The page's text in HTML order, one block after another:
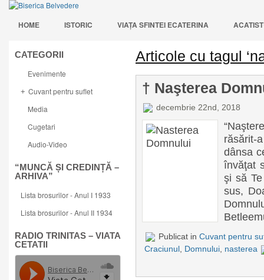
HOME ISTORIC VIAŢA SFINTEI ECATERINA
CATEGORII
Evenimente
+ Cuvant pentru suflet
Media
Cugetari
Audio-Video
“MUNCĂ ȘI CREDINȚĂ –
ARHIVA”
Lista brosurilor - Anul I 1933
Lista brosurilor - Anul II 1934
RADIO TRINITAS – VIATA
CETATII
Articole cu tagul
† Naşterea
decembrie 22nd, 2018
răsărit-
dânsa
învăţat
şi să
sus,
Publicat in Cuvant pentru
Craciunul, Domnului, nasterea